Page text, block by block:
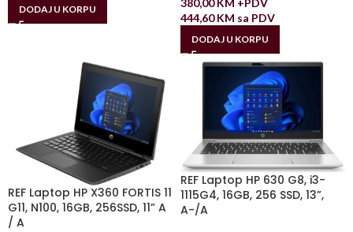
DODAJ U KORPU 380,00KM +PDV
444,60KM sa PDV
DODAJ U KORPU
REF Laptop HP X360 FORTIS 11
G11, N100, 16GB, 256SSD, 11” A
/ A
REF Laptop HP 630 G8, i3-
1115G4, 16GB, 256 SSD, 13”,
A-/A